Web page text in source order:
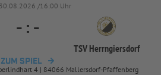
30.08.2026 /16:00 Uhr
- : -
TSV Herrngiersdorf
ZUM SPIEL
4 | 84066 Mallersdorf-Pfaffenberg